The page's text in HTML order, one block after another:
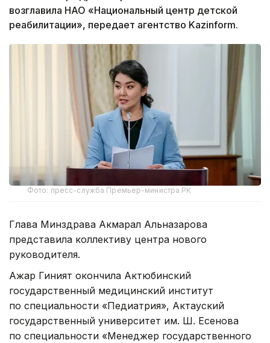
возглавила НАО «Национальный центр детской
реабилитации», передает агентство Kazinform.
Фото: пресс-служба Премьер-министра РК
Глава Минздрава Акмарал Альназарова
представила коллективу центра нового
руководителя.
Ажар Гиният окончила Актюбинский
государственный медицинский институт
по специальности «Педиатрия», Актауский
государственный университет им. Ш. Есенова
по специальности «Менеджер государственного